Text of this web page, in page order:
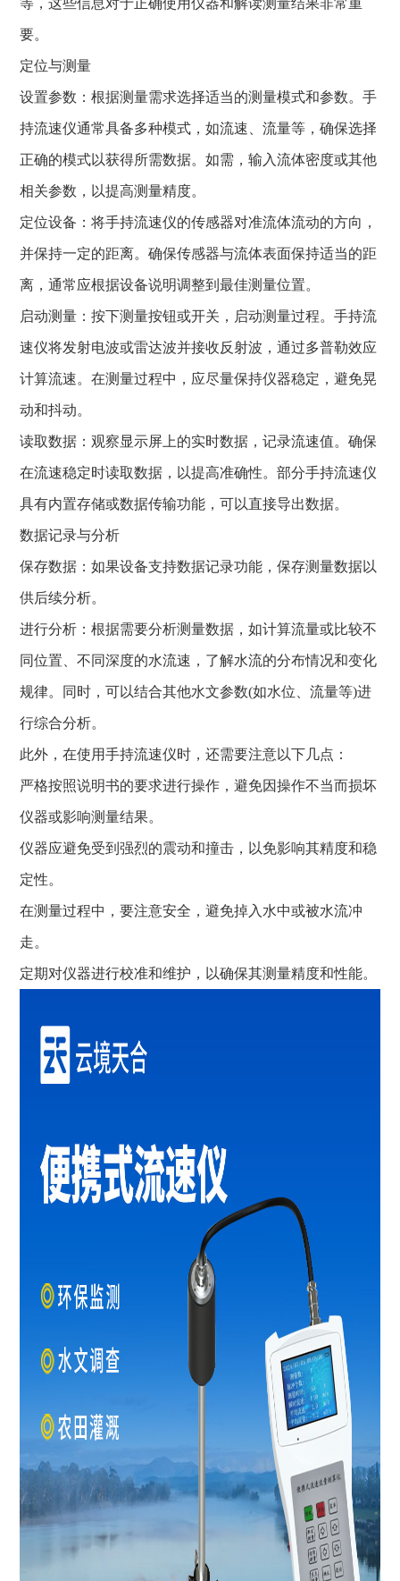
要。
定位与测量
设置参数：根据测量需求选择适当的测量模式和参数。手
持流速仪通常具备多种模式，如流速、流量等，确保选择
正确的模式以获得所需数据。如需，输入流体密度或其他
相关参数，以提高测量精度。
定位设备：将手持流速仪的传感器对准流体流动的方向，
并保持一定的距离。确保传感器与流体表面保持适当的距
离，通常应根据设备说明调整到最佳测量位置。
启动测量：按下测量按钮或开关，启动测量过程。手持流
速仪将发射电波或雷达波并接收反射波，通过多普勒效应
计算流速。在测量过程中，应尽量保持仪器稳定，避免晃
动和抖动。
读取数据：观察显示屏上的实时数据，记录流速值。确保
在流速稳定时读取数据，以提高准确性。部分手持流速仪
具有内置存储或数据传输功能，可以直接导出数据。
数据记录与分析
保存数据：如果设备支持数据记录功能，保存测量数据以
供后续分析。
进行分析：根据需要分析测量数据，如计算流量或比较不
同位置、不同深度的水流速，了解水流的分布情况和变化
规律。同时，可以结合其他水文参数(如水位、流量等)进
行综合分析。
此外，在使用手持流速仪时，还需要注意以下几点：
严格按照说明书的要求进行操作，避免因操作不当而损坏
仪器或影响测量结果。
仪器应避免受到强烈的震动和撞击，以免影响其精度和稳
定性。
在测量过程中，要注意安全，避免掉入水中或被水流冲
走。
定期对仪器进行校准和维护，以确保其测量精度和性能。